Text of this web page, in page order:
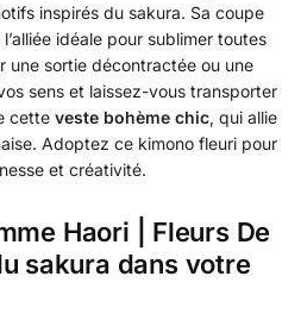
inspirés du sakura. Sa coupe
idéale pour sublimer toutes
une sortie décontractée ou une
sens et laissez-vous transporter
cette veste bohème chic, qui allie
Adoptez ce kimono fleuri pour
et créativité.
Haori | Fleurs De
sakura dans votre